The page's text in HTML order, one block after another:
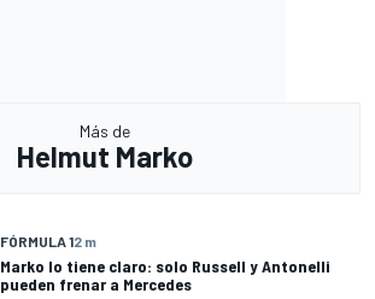
Más de
Helmut Marko
FÓRMULA 12 m
Marko lo tiene claro: solo Russell y Antonelli
pueden frenar a Mercedes